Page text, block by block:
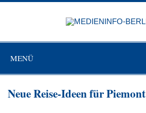
Zum
MENÜ
Neue Reise-Ideen für Piemont